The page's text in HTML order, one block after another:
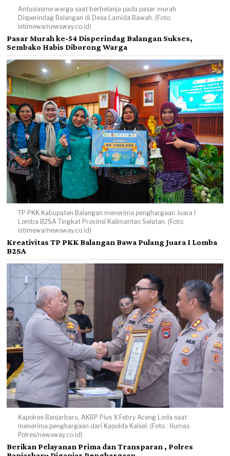
Antusiasme warga saat berbelanja pada pasar murah
Disperindag Balangan di Desa Lamida Bawah. (Foto:
istimewa/newsway.co.id)
Pasar Murah ke-54 Disperindag Balangan Sukses,
Sembako Habis Diborong Warga
TP PKK Kabupaten Balangan menerima penghargaan Juara I
Lomba B2SA Tingkat Provinsi Kalimantan Selatan. (Foto:
istimewa/newsway.co.id)
Kreativitas TP PKK Balangan Bawa Pulang Juara I Lomba
B2SA
Kapolres Banjarbaru, AKBP Pius X Febry Aceng Loda saat
menerima penghargaan dari Kapolda Kalsel. (Foto : Humas
Polres/newsway.co.id)
Berikan Pelayanan Prima dan Transparan , Polres